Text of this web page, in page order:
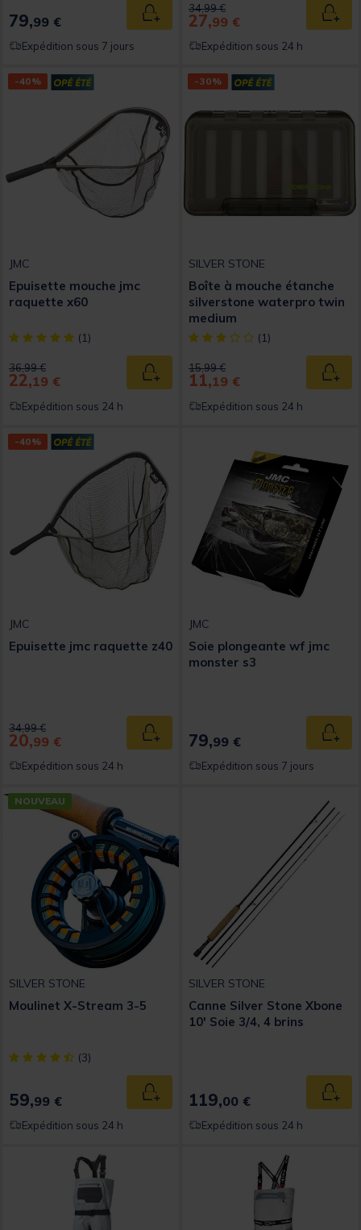
79,99 € Ajouter au panier
Expédition sous 7 jours
Price reduced from
34,99 €to
27,99 €
Expédition sous 24 h
-40%
JMC
Epuisette mouche jmc
raquette x60
[object Object] out of 5 Customer Rating
(1)
Price reduced from
36,99 €to
22,19 € Ajouter au panier
Expédition sous 24 h
-30%
SILVER STONE
Boîte à mouche étanche
silverstone waterpro twin
medium
[object Object] out of 5
(1)
Price reduced from
15,99 €to
11,19 €
Expédition sous 24 h
-40%
JMC
Epuisette jmc raquette z40
Price reduced from
34,99 €to
20,99 € Ajouter au panier
Expédition sous 24 h
JMC
Soie plongeante wf jmc
monster s3
79,99 €
Expédition sous 7 jours
NOUVEAU
SILVER STONE
Moulinet X-Stream 3-5
[object Object] out of 5 Customer Rating
(3)
59,99 € Ajouter au panier
Expédition sous 24 h
SILVER STONE
Canne Silver Stone Xbone
10' Soie 3/4, 4 brins
119,00 €
Expédition sous 24 h